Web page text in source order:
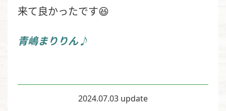
来て良かったです😆
青嶋まりりん♪
2024.07.03 update